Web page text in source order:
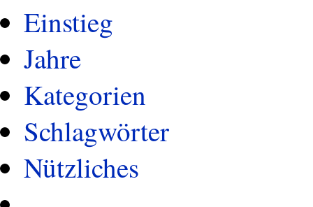
Einstieg
Jahre
Kategorien
Schlagwörter
Nützliches